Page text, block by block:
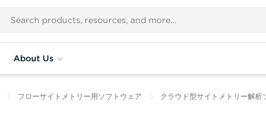
About Us
フローサイトメトリー用ソフトウェア クラウド型サイトメトリー解